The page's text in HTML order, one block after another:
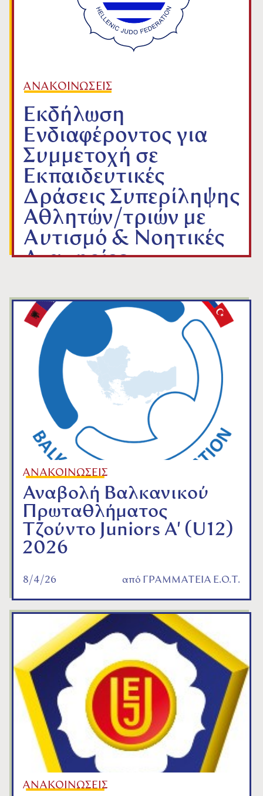
ΑΝΑΚΟΙΝΩΣΕΙΣ
Εκδήλωση
Ενδιαφέροντος για
Συμμετοχή σε
Εκπαιδευτικές
Δράσεις Συπερίληψης
Αθλητών/τριών με
Αυτισμό & Νοητικές
Αναπηρίες
Jan 9, 2026
ΑΝΑΚΟΙΝΩΣΕΙΣ
Αναβολή Βαλκανικού
Πρωταθλήματος
Τζούντο Juniors A' (U12)
2026
8/4/26 από ΓΡΑΜΜΑΤΕΙΑ Ε.Ο.Τ.
ΑΝΑΚΟΙΝΩΣΕΙΣ